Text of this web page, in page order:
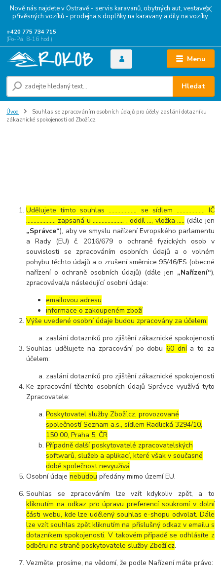
Nově nás najdete v Ostravě - servis karavanů, obytných aut, vestaveb,
přívěsných vozíků - prodejna s doplňky na karavany a díly na vozíky.
Menu
Hledat
+420 775 734 715
(Po-Pá, 8-16 hod.)
Úvod
Souhlas se zpracováním osobních údajů pro účely zaslání dotazníku
zákaznické spokojenosti od Zboží.cz
Udělujete tímto souhlas ……………..., se sídlem ………………, IČ
………………., zapsaná u ………………… , oddíl …, vložka ….. (dále jen
„Správce“), aby ve smyslu nařízení Evropského parlamentu
a Rady (EU) č. 2016/679 o ochraně fyzických osob v
souvislosti se zpracováním osobních údajů a o volném
pohybu těchto údajů a o zrušení směrnice 95/46/ES (obecné
nařízení o ochraně osobních údajů) (dále jen „Nařízení“),
zpracovával/a následující osobní údaje:
emailovou adresu
informace o zakoupeném zboží
Výše uvedené osobní údaje budou zpracovány za účelem:
zaslání dotazníků pro zjištění zákaznické spokojenosti
Souhlas udělujete na zpracování po dobu60 dnía to za
účelem:
zaslání dotazníků pro zjištění zákaznické spokojenosti
Ke zpracování těchto osobních údajů Správce využívá tyto
Zpracovatele:
Poskytovatel služby Zboží.cz, provozované
společností Seznam a.s., sídlem Radlická 3294/10,
150 00, Praha 5, ČR
Případně další poskytovatelé zpracovatelských
softwarů, služeb a aplikací, které však v současné
době společnost nevyužívá
Osobní údajenebudou předány mimo území EU.
Souhlas se zpracováním lze vzít kdykoliv zpět, a to
kliknutím na odkaz pro úpravu preferencí soukromí v dolní
části webu, kde lze udělený souhlas e-shopu odvolat. Dále
lze vzít souhlas zpět kliknutím na příslušný odkaz v emailu s
dotazníkem spokojenosti. V takovém případě se odhlásíte z
odběru na straně poskytovatele služby Zboží.cz.
Vezměte, prosíme, na vědomí, že podle Nařízení máte právo: